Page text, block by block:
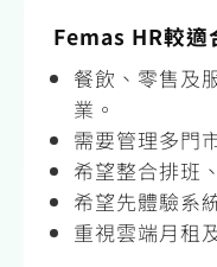
Femas HR較適
餐飲、零售及
業。
需要管理多門
希望整合排班
希望先體驗系
重視雲端月租